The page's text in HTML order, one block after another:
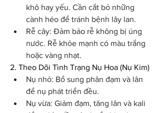
khô hay yếu. Cần cắt bỏ những
cành héo để tránh bệnh lây lan.
Rễ cây: Đảm bảo rễ không bị úng
nước. Rễ khỏe mạnh có màu trắng
hoặc vàng nhạt.
2. Theo Dõi Tình Trạng Nụ Hoa (Nụ Kim)
Nụ nhỏ: Bổ sung phân đạm và lân
để nụ phát triển đều.
Nụ vừa: Giảm đạm, tăng lân và kali